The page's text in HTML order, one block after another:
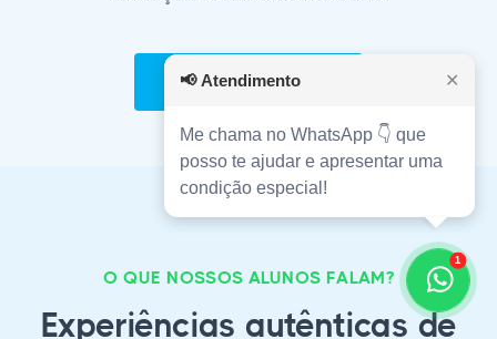
Matricule-se Agora!
O QUE NOSSOS ALUNOS FALAM?
Experiências autênticas de
1
📢 Atendimento ✕
Me chama no WhatsApp 👇 que
posso te ajudar e apresentar uma
condição especial!